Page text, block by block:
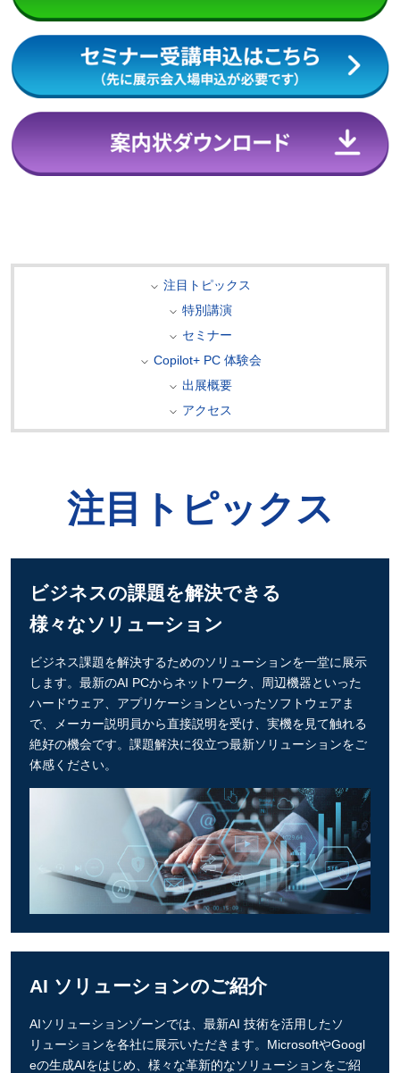
注目トピックス
特別講演
セミナー
Copilot+ PC 体験会
出展概要
アクセス
注目トピックス
ビジネスの課題を解決できる
様々なソリューション
ビジネス課題を解決するためのソリューションを一堂に展示
します。最新のAI PCからネットワーク、周辺機器といった
ハードウェア、アプリケーションといったソフトウェアま
で、メーカー説明員から直接説明を受け、実機を見て触れる
絶好の機会です。課題解決に役立つ最新ソリューションをご
体感ください。
AI ソリューションのご紹介
AIソリューションゾーンでは、最新AI 技術を活用したソ
リューションを各社に展示いただきます。MicrosoftやGoogl
eの生成AIをはじめ、様々な革新的なソリューションをご紹